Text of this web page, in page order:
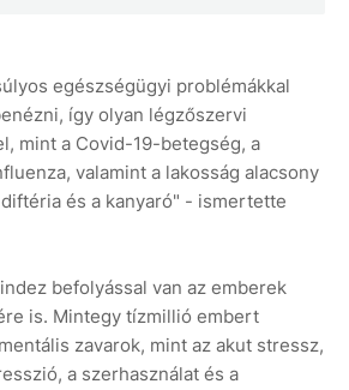
egészségügyi problémákkal
így olyan légzőszervi
mint a Covid-19-betegség, a
valamint a lakosság alacsony
és a kanyaró" - ismertette
befolyással van az emberek
is. Mintegy tízmillió embert
zavarok, mint az akut stressz,
a szerhasználat és a